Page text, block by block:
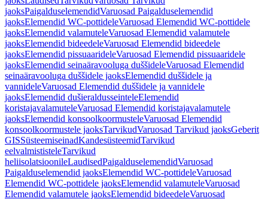
jaoksPaigalduselemendidVaruosad Paigalduselemendid
jaoksElemendid WC-pottideleVaruosad Elemendid WC-pottidele
jaoksElemendid valamuteleVaruosad Elemendid valamutele
jaoksElemendid bideedeleVaruosad Elemendid bideedele
jaoksElemendid pissuaarideleVaruosad Elemendid pissuaaridele
jaoksElemendid seinaäravooluga duššideleVaruosad Elemendid
seinaäravooluga duššidele jaoksElemendid duššidele ja
vannideleVaruosad Elemendid duššidele ja vannidele
jaoksElemendid dušieraldusseinteleElemendid
koristajavalamuteleVaruosad Elemendid koristajavalamutele
jaoksElemendid konsoolkoormusteleVaruosad Elemendid
konsoolkoormustele jaoksTarvikudVaruosad Tarvikud jaoksGeberit
GISSüsteemiseinadKandesüsteemidTarvikud
eelvalmististeleTarvikud
heliisolatsioonileLaudisedPaigalduselemendidVaruosad
Paigalduselemendid jaoksElemendid WC-pottideleVaruosad
Elemendid WC-pottidele jaoksElemendid valamuteleVaruosad
Elemendid valamutele jaoksElemendid bideedeleVaruosad